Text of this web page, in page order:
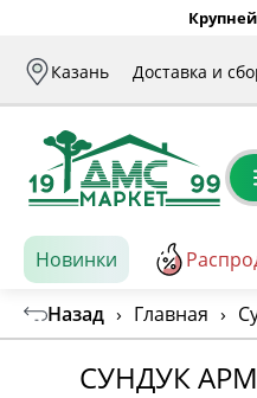
Казань Доставка и
Новинки
Назад › Главная ›
СУНДУК